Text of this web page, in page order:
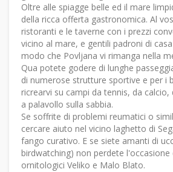
Oltre alle spiagge belle ed il mare
della ricca offerta gastronomica. Al
ristoranti e le taverne con i prezzi
vicino al mare, e gentili padroni di
modo che Povljana vi rimanga nella
Qua potete godere di lunghe
di numerose strutture sportive e per i
ricrearvi su campi da tennis, da
a palavollo sulla sabbia.
Se soffrite di problemi reumatici o
cercare aiuto nel vicino laghetto di
fango curativo. E se siete amanti di
birdwatching) non perdete l'occasione
ornitologici Veliko e Malo Blato.